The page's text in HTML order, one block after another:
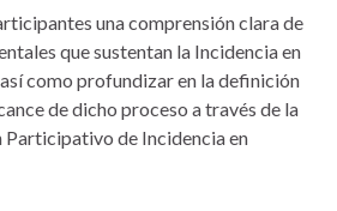
una comprensión clara de
que sustentan la Incidencia en
como profundizar en la definición
de dicho proceso a través de la
Participativo de Incidencia en